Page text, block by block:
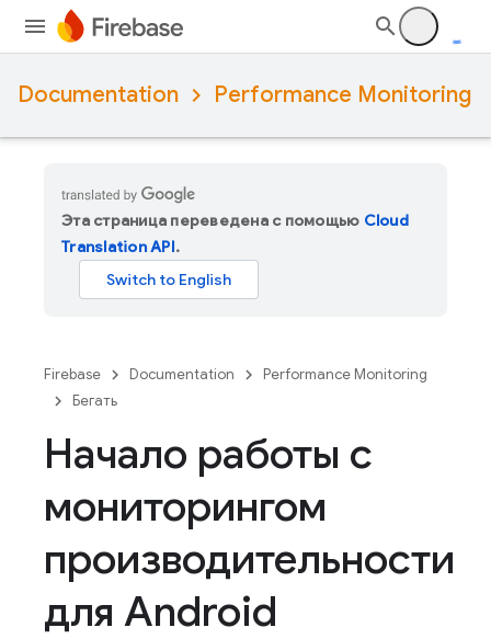
Documentation Performance Monitoring
Эта страница переведена с помощью Cloud
Translation API.
Firebase Documentation
Performance Monitoring
Бегать
Начало работы с
мониторингом
производительности
для Android